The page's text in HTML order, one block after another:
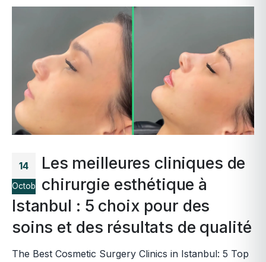
14
Octobre
Les meilleures cliniques de
chirurgie esthétique à
Istanbul : 5 choix pour des
soins et des résultats de qualité
The Best Cosmetic Surgery Clinics in Istanbul: 5 Top